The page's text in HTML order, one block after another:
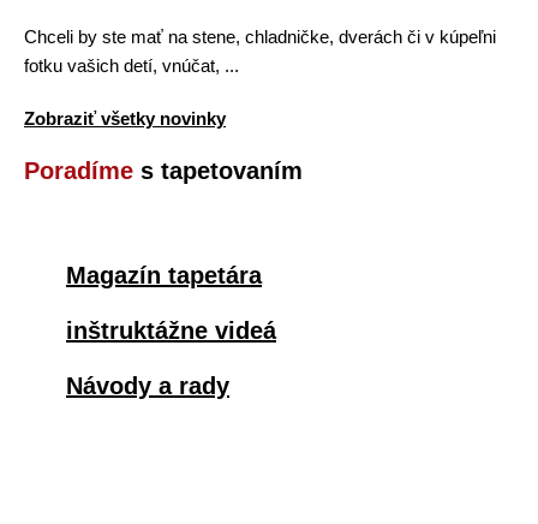
Chceli by ste mať na stene, chladničke, dverách či v kúpeľni
fotku vašich detí, vnúčat, ...
Zobraziť všetky novinky
Poradíme s tapetovaním
Magazín tapetára
inštruktážne videá
Návody a rady